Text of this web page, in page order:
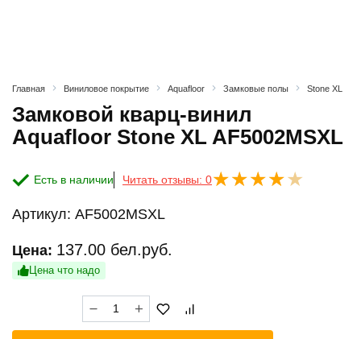
Главная Виниловое покрытие Aquafloor Замковые полы Stone XL
Замковой кварц-винил
Aquafloor Stone XL AF5002MSXL
Есть в наличии Читать отзывы: 0
Артикул: AF5002MSXL
Цена: 137.00 бел.руб.
Цена что надо
Количество
товара